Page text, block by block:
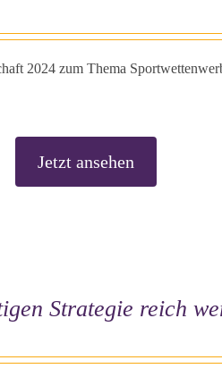
2024 zum Thema
Jetzt ansehen
Strategie reich